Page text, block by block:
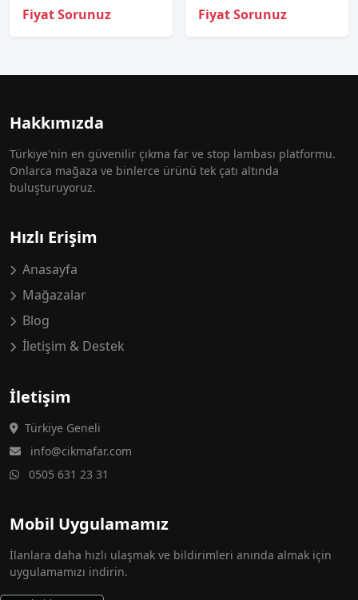
Fiyat Sorunuz Fiyat Sorunuz
Hakkımızda
Türkiye'nin en güvenilir çıkma far ve stop lambası platformu.
Onlarca mağaza ve binlerce ürünü tek çatı altında
buluşturuyoruz.
Hızlı Erişim
Anasayfa
Mağazalar
Blog
İletişim & Destek
İletişim
Türkiye Geneli
info@cikmafar.com
0505 631 23 31
Mobil Uygulamamız
İlanlara daha hızlı ulaşmak ve bildirimleri anında almak için
uygulamamızı indirin.